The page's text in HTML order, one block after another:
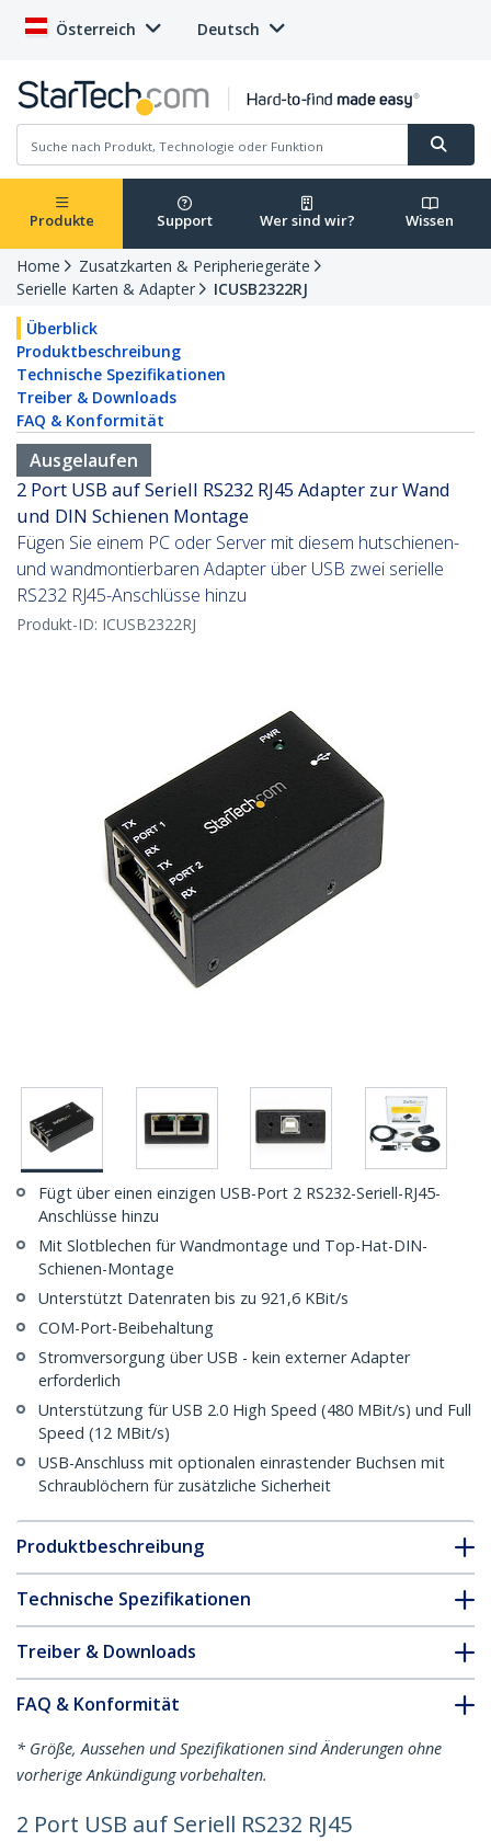
Österreich Deutsch
Produkte Support Wer sind wir? Wissen
Home
Zusatzkarten & Peripheriegeräte
Serielle Karten & Adapter
ICUSB2322RJ
Überblick
Produktbeschreibung
Technische Spezifikationen
Treiber & Downloads
FAQ & Konformität
Ausgelaufen
2 Port USB auf Seriell RS232 RJ45 Adapter zur Wand
und DIN Schienen Montage
Fügen Sie einem PC oder Server mit diesem hutschienen-
und wandmontierbaren Adapter über USB zwei serielle
RS232 RJ45-Anschlüsse hinzu
Produkt-ID: ICUSB2322RJ
Fügt über einen einzigen USB-Port 2 RS232-Seriell-RJ45-
Anschlüsse hinzu
Mit Slotblechen für Wandmontage und Top-Hat-DIN-
Schienen-Montage
Unterstützt Datenraten bis zu 921,6 KBit/s
COM-Port-Beibehaltung
Stromversorgung über USB - kein externer Adapter
erforderlich
Unterstützung für USB 2.0 High Speed (480 MBit/s) und Full
Speed (12 MBit/s)
USB-Anschluss mit optionalen einrastender Buchsen mit
Schraublöchern für zusätzliche Sicherheit
Produktbeschreibung
Technische Spezifikationen
Treiber & Downloads
FAQ & Konformität
* Größe, Aussehen und Spezifikationen sind Änderungen ohne
vorherige Ankündigung vorbehalten.
2 Port USB auf Seriell RS232 RJ45